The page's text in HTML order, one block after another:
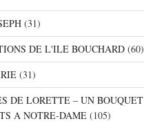
(31)
DE L'ILE BOUCHARD(60)
(31)
DE LORETTE – UN BOUQUET
A NOTRE-DAME(105)